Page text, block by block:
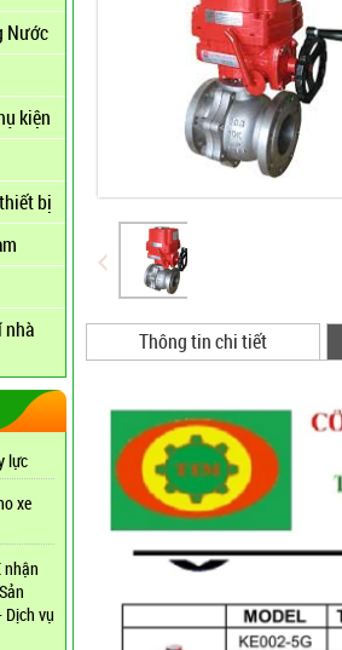
Nước
kiện
bị
nhà
lực
xe
nhận
vụ
Thông tin chi tiết